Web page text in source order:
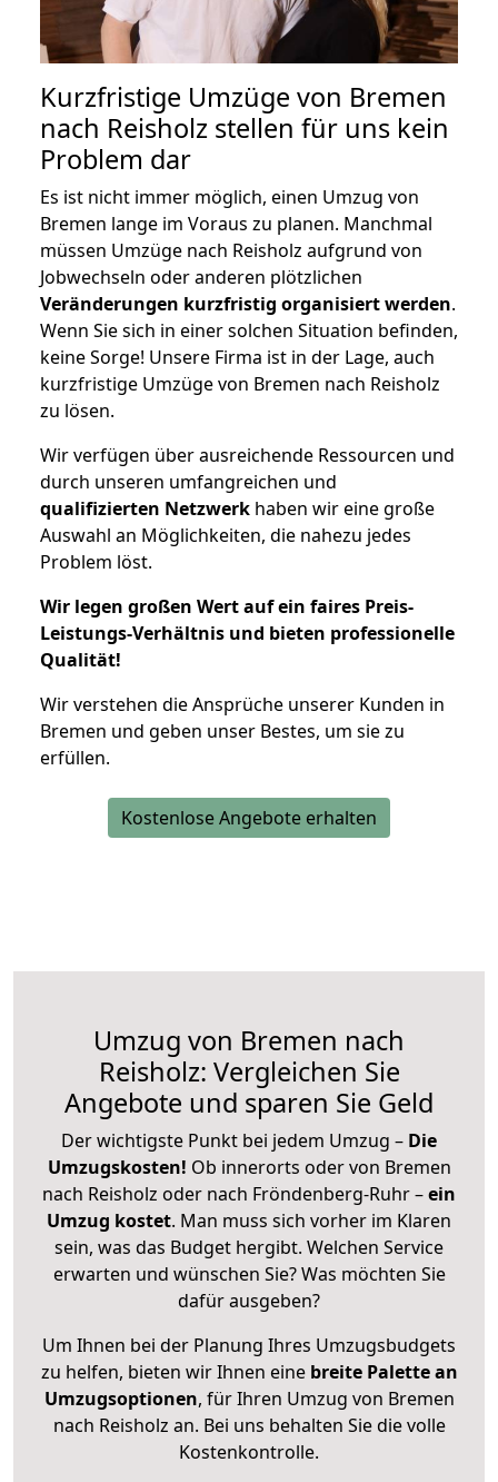
Kurzfristige Umzüge von Bremen
nach Reisholz stellen für uns kein
Problem dar
Es ist nicht immer möglich, einen Umzug von
Bremen lange im Voraus zu planen. Manchmal
müssen Umzüge nach Reisholz aufgrund von
Jobwechseln oder anderen plötzlichen
Veränderungen kurzfristig organisiert werden.
Wenn Sie sich in einer solchen Situation befinden,
keine Sorge! Unsere Firma ist in der Lage, auch
kurzfristige Umzüge von Bremen nach Reisholz
zu lösen.
Wir verfügen über ausreichende Ressourcen und
durch unseren umfangreichen und
qualifizierten Netzwerk haben wir eine große
Auswahl an Möglichkeiten, die nahezu jedes
Problem löst.
Wir legen großen Wert auf ein faires Preis-
Leistungs-Verhältnis und bieten professionelle
Qualität!
Wir verstehen die Ansprüche unserer Kunden in
Bremen und geben unser Bestes, um sie zu
erfüllen.
Kostenlose Angebote erhalten
Umzug von Bremen nach
Reisholz: Vergleichen Sie
Angebote und sparen Sie Geld
Der wichtigste Punkt bei jedem Umzug – Die
Umzugskosten! Ob innerorts oder von Bremen
nach Reisholz oder nach Fröndenberg-Ruhr –ein
Umzug kostet. Man muss sich vorher im Klaren
sein, was das Budget hergibt. Welchen Service
erwarten und wünschen Sie? Was möchten Sie
dafür ausgeben?
Um Ihnen bei der Planung Ihres Umzugsbudgets
zu helfen, bieten wir Ihnen eine breite Palette an
Umzugsoptionen, für Ihren Umzug von Bremen
nach Reisholz an. Bei uns behalten Sie die volle
Kostenkontrolle.